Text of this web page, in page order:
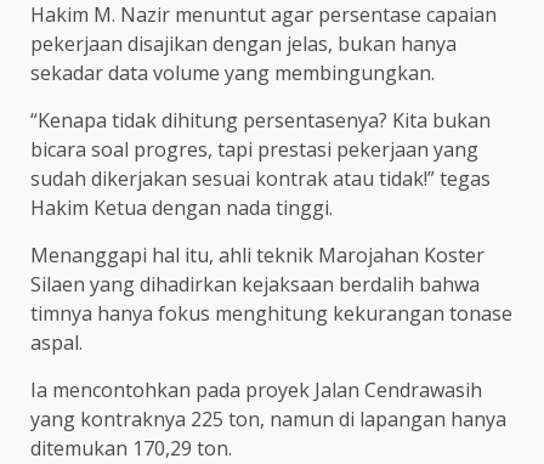
Hakim M. Nazir menuntut agar persentase capaian
pekerjaan disajikan dengan jelas, bukan hanya
sekadar data volume yang membingungkan.
“Kenapa tidak dihitung persentasenya? Kita bukan
bicara soal progres, tapi prestasi pekerjaan yang
sudah dikerjakan sesuai kontrak atau tidak!” tegas
Hakim Ketua dengan nada tinggi.
Menanggapi hal itu, ahli teknik Marojahan Koster
Silaen yang dihadirkan kejaksaan berdalih bahwa
timnya hanya fokus menghitung kekurangan tonase
aspal.
Ia mencontohkan pada proyek Jalan Cendrawasih
yang kontraknya 225 ton, namun di lapangan hanya
ditemukan 170,29 ton.